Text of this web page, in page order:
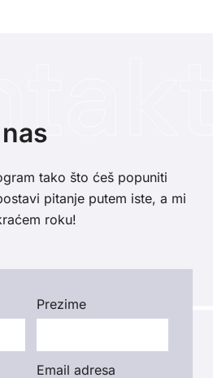
tako što ćeš popuniti
pitanje putem iste, a mi
roku!
Prezime
empty.
Email adresa